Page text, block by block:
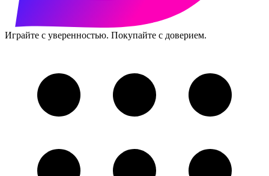
Играйте с уверенностью. Покупайте с доверием.